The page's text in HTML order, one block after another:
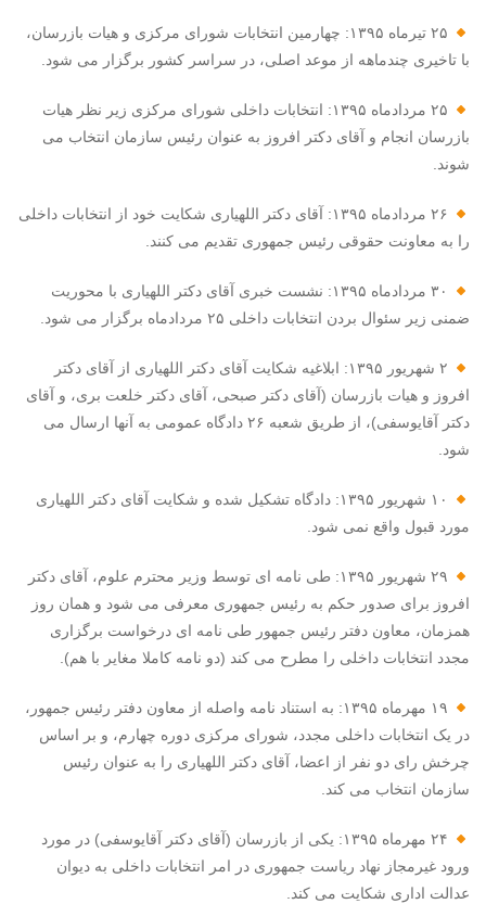
۲۵ تیرماه ۱۳۹۵: چهارمین انتخابات شورای مرکزی و هیات بازرسان،
با تاخیری چندماهه از موعد اصلی، در سراسر کشور برگزار می شود.
۲۵ مردادماه ۱۳۹۵: انتخابات داخلی شورای مرکزی زیر نظر هیات
بازرسان انجام و آقای دکتر افروز به عنوان رئیس سازمان انتخاب می
شوند.
۲۶ مردادماه ۱۳۹۵: آقای دکتر اللهیاری شکایت خود از انتخابات داخلی
را به معاونت حقوقی رئیس جمهوری تقدیم می کنند.
۳۰ مردادماه ۱۳۹۵: نشست خبری آقای دکتر اللهیاری با محوریت
ضمنی زیر سئوال بردن انتخابات داخلی ۲۵ مردادماه برگزار می شود.
۲ شهریور ۱۳۹۵: ابلاغیه شکایت آقای دکتر اللهیاری از آقای دکتر
افروز و هیات بازرسان (آقای دکتر صبحی، آقای دکتر خلعت بری، و آقای
دکتر آقایوسفی)، از طریق شعبه ۲۶ دادگاه عمومی به آنها ارسال می
شود.
۱۰ شهریور ۱۳۹۵: دادگاه تشکیل شده و شکایت آقای دکتر اللهیاری
مورد قبول واقع نمی شود.
۲۹ شهریور ۱۳۹۵: طی نامه ای توسط وزیر محترم علوم، آقای دکتر
افروز برای صدور حکم به رئیس جمهوری معرفی می شود و همان روز
همزمان، معاون دفتر رئیس جمهور طی نامه ای درخواست برگزاری
مجدد انتخابات داخلی را مطرح می کند (دو نامه کاملا مغایر با هم).
۱۹ مهرماه ۱۳۹۵: به استناد نامه واصله از معاون دفتر رئیس جمهور،
در یک انتخابات داخلی مجدد، شورای مرکزی دوره چهارم، و بر اساس
چرخش رای دو نفر از اعضا، آقای دکتر اللهیاری را به عنوان رئیس
سازمان انتخاب می کند.
۲۴ مهرماه ۱۳۹۵: یکی از بازرسان (آقای دکتر آقایوسفی) در مورد
ورود غیرمجاز نهاد ریاست جمهوری در امر انتخابات داخلی به دیوان
عدالت اداری شکایت می کند.